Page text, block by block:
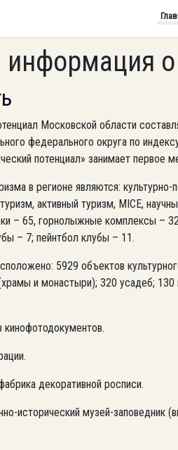
о
Московской области
федерального округа по
потенциал» занимает первое
в регионе являются:
активный туризм, MICE,
– 65, горнолыжные комплексы –
– 7; пейнтбол клубы – 11.
5929 объектов
и монастыри); 320 усадеб;
декоративной росписи.
исторический музей-заповедник